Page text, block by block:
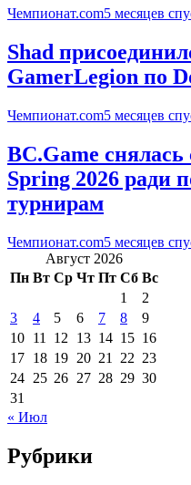
Чемпионат.com5 месяцев
Shad
GamerLegion по
Чемпионат.com5 месяцев
BC.Game
Spring 2026 ради
турнирам
Чемпионат.com5 месяцев
Август 2026
Пн Вт Ср Чт Пт Сб Вс
1
2
3
4 5 6 7 8
9
10 11 12 13 14 15 16
17 18 19 20 21 22 23
24 25 26 27 28 29 30
31
« Июл
Рубрики